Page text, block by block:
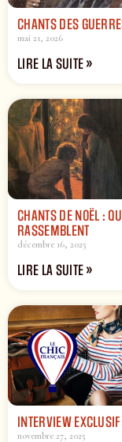
CHANTS DES
mai 21, 2026
LIRE LA SUITE »
CHANTS DE NOËL :
RASSEMBLENT
décembre 16, 2025
LIRE LA SUITE »
INTERVIEW
novembre 27, 2025